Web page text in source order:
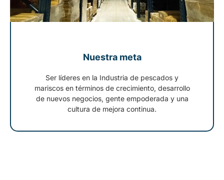
Nuestra meta
Ser líderes en la Industria de pescados y
mariscos en términos de crecimiento, desarrollo
de nuevos negocios, gente empoderada y una
cultura de mejora continua.